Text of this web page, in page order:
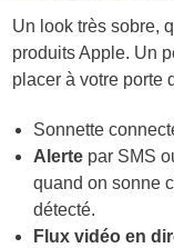
Un look très sobre,
produits Apple. Un
placer à votre porte
Sonnette
Alerte par SMS
quand on sonne
détecté.
Flux vidéo en